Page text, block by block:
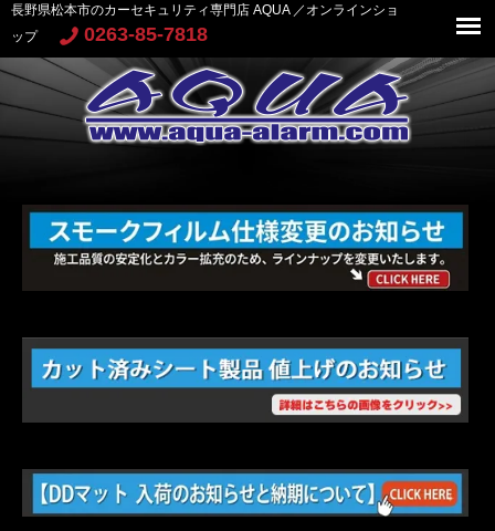
長野県松本市のカーセキュリティ専門店 AQUA ／オンラインショ
ップ
0263-85-7818